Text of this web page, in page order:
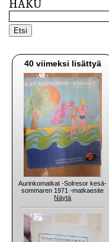
HAKU
40 viimeksi lisättyä
Aurinkomatkat -Solresor kesä-
sommaren 1971 -matkaesite
Näytä